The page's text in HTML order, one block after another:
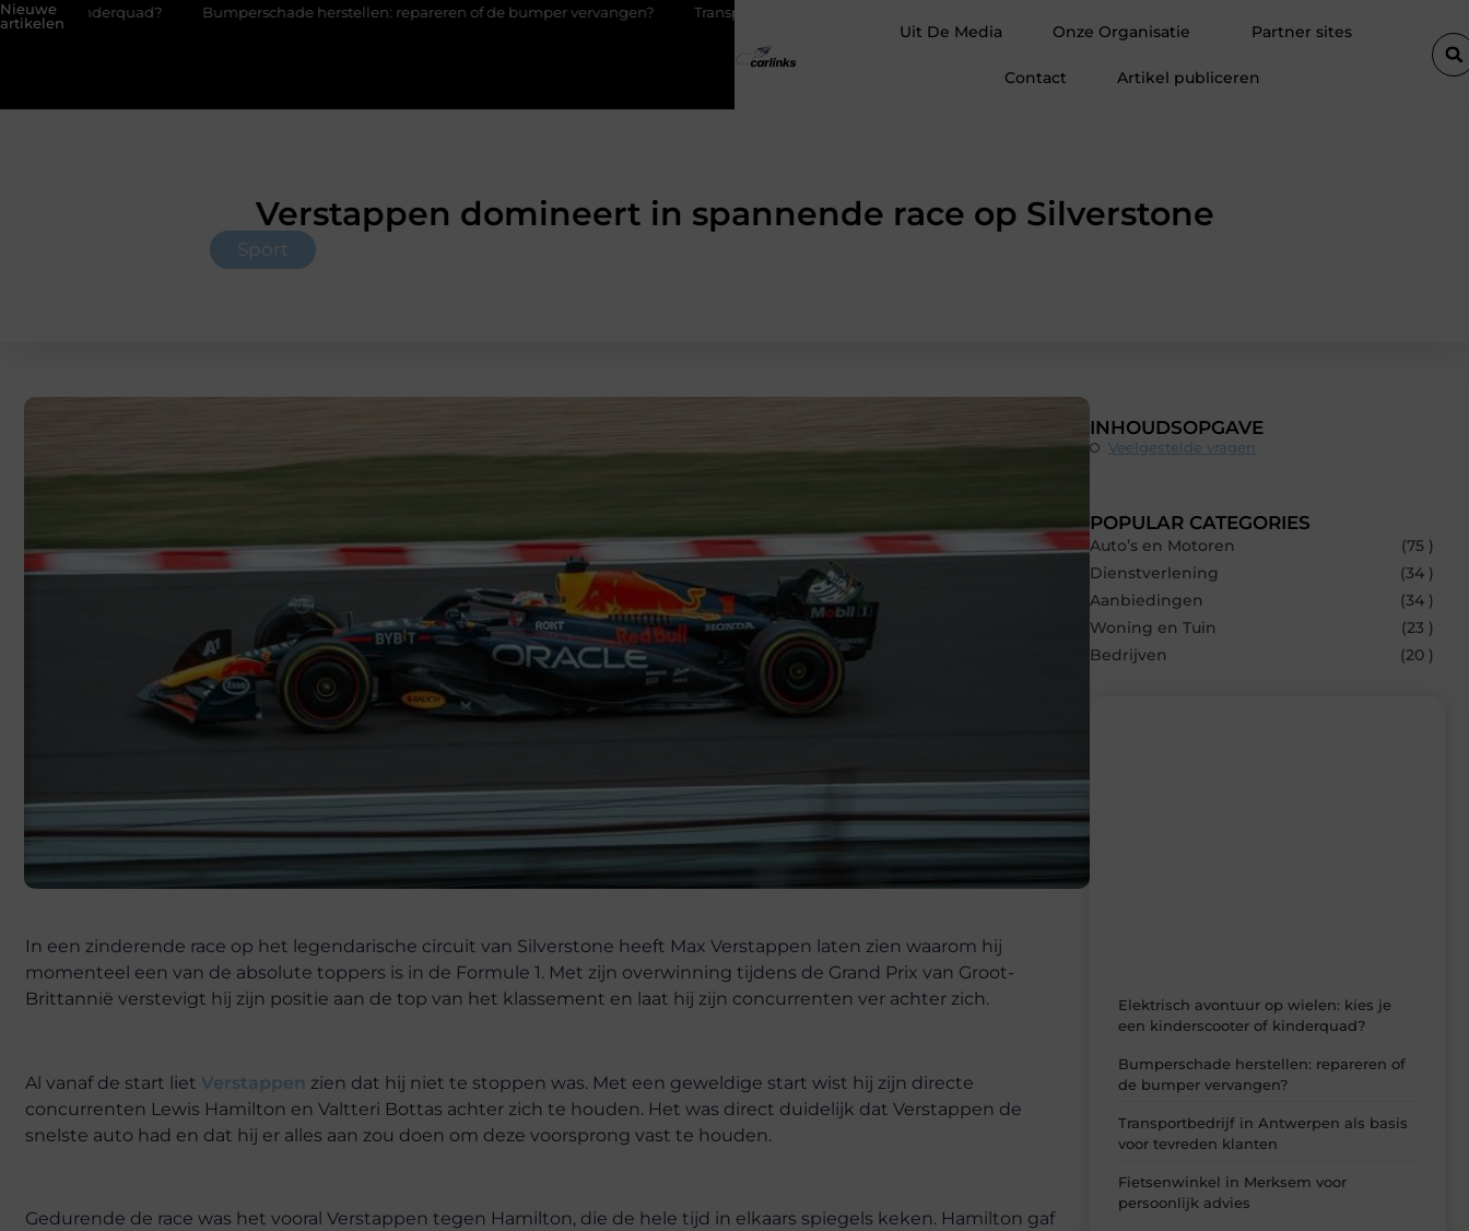
Nieuwe
artikelen
Bumperschade herstellen: repareren of de bumper vervangen? Transportbedrijf in Antwerpen als basis voor tevreden klanten
Uit De Media Onze Organisatie Partner sites
Contact Artikel publiceren
Verstappen domineert in spannende race op Silverstone
Sport
In een zinderende race op het legendarische circuit van Silverstone heeft Max Verstappen laten zien waarom hij
momenteel een van de absolute toppers is in de Formule 1. Met zijn overwinning tijdens de Grand Prix van Groot-
Brittannië verstevigt hij zijn positie aan de top van het klassement en laat hij zijn concurrenten ver achter zich.
Al vanaf de start liet Verstappen zien dat hij niet te stoppen was. Met een geweldige start wist hij zijn directe
concurrenten Lewis Hamilton en Valtteri Bottas achter zich te houden. Het was direct duidelijk dat Verstappen de
snelste auto had en dat hij er alles aan zou doen om deze voorsprong vast te houden.
Gedurende de race was het vooral Verstappen tegen Hamilton, die de hele tijd in elkaars spiegels keken. Hamilton gaf
INHOUDSOPGAVE
Veelgestelde vragen
POPULAR CATEGORIES
Auto’s en Motoren
(75 )
Dienstverlening
(34 )
Aanbiedingen
(34 )
Woning en Tuin
(23 )
Bedrijven
(20 )
Elektrisch avontuur op wielen: kies je
een kinderscooter of kinderquad?
Bumperschade herstellen: repareren of
de bumper vervangen?
Transportbedrijf in Antwerpen als basis
voor tevreden klanten
Fietsenwinkel in Merksem voor
persoonlijk advies